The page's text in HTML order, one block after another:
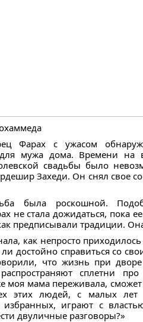
Фарах с ужасом
мужа дома. Времени на
свадьбы было
Захеди. Он снял свое
была роскошной.
не стала дожидаться, пока
предписывали традиции.
как непросто
достойно справиться со
что жизнь при
сплетни
моя мама переживала, сможет
этих людей, с малых
играют с
двуличные разговоры?»